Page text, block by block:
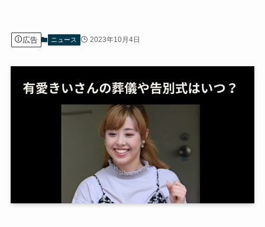
広告 ニュース 2023年10月4日